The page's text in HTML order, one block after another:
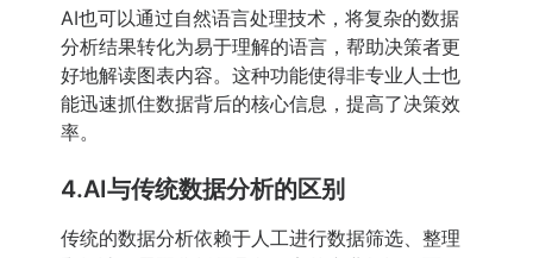
AI也可以通过自然语言处理技术，将复杂的数据
分析结果转化为易于理解的语言，帮助决策者更
好地解读图表内容。这种功能使得非专业人士也
能迅速抓住数据背后的核心信息，提高了决策效
率。
4.AI与传统数据分析的区别
传统的数据分析依赖于人工进行数据筛选、整理